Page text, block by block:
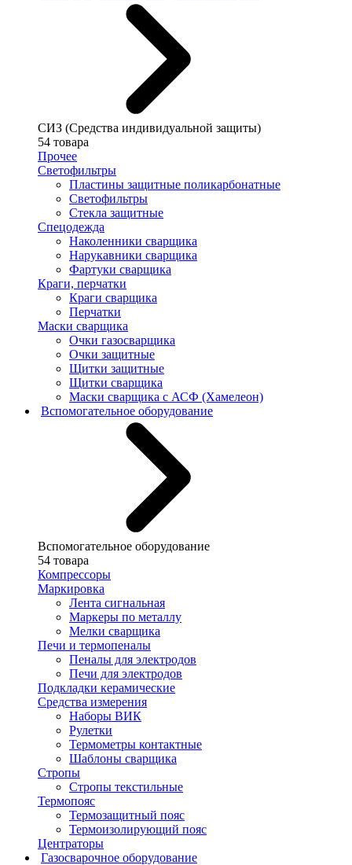
СИЗ (Средства индивидуальной защиты)
54 товара
Прочее
Светофильтры
Пластины защитные поликарбонатные
Светофильтры
Стекла защитные
Спецодежда
Наколенники сварщика
Нарукавники сварщика
Фартуки сварщика
Краги, перчатки
Краги сварщика
Перчатки
Маски сварщика
Очки газосварщика
Очки защитные
Щитки защитные
Щитки сварщика
Маски сварщика с АСФ (Хамелеон)
Вспомогательное оборудование
Вспомогательное оборудование
54 товара
Компрессоры
Маркировка
Лента сигнальная
Маркеры по металлу
Мелки сварщика
Печи и термопеналы
Пеналы для электродов
Печи для электродов
Подкладки керамические
Средства измерения
Наборы ВИК
Рулетки
Термометры контактные
Шаблоны сварщика
Стропы
Стропы текстильные
Термопояс
Термозащитный пояс
Термоизолирующий пояс
Центраторы
Газосварочное оборудование